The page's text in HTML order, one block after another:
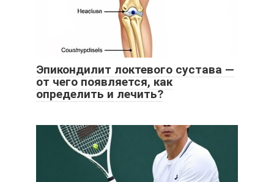
Эпикондилит локтевого сустава —
от чего появляется, как
определить и лечить?